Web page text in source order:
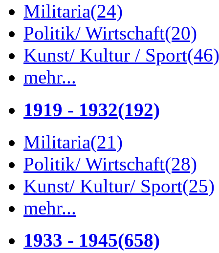
Militaria(24)
Politik/ Wirtschaft(20)
Kunst/ Kultur / Sport(46)
mehr...
1919 - 1932(192)
Militaria(21)
Politik/ Wirtschaft(28)
Kunst/ Kultur/ Sport(25)
mehr...
1933 - 1945(658)